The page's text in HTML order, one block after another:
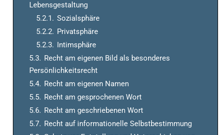
Lebensgestaltung
5.2.1. Sozialsphäre
5.2.2. Privatsphäre
5.2.3.
Intimsphäre
5.3. Recht am eigenen Bild als besonderes
Persönlichkeitsrecht
5.4. Recht am eigenen Namen
5.5. Recht am gesprochenen Wort
5.6. Recht am geschriebenen Wort
5.7. Recht auf informationelle Selbstbestimmung